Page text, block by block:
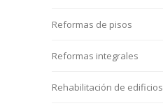
Reformas de pisos
Reformas integrales
Rehabilitación de edificios